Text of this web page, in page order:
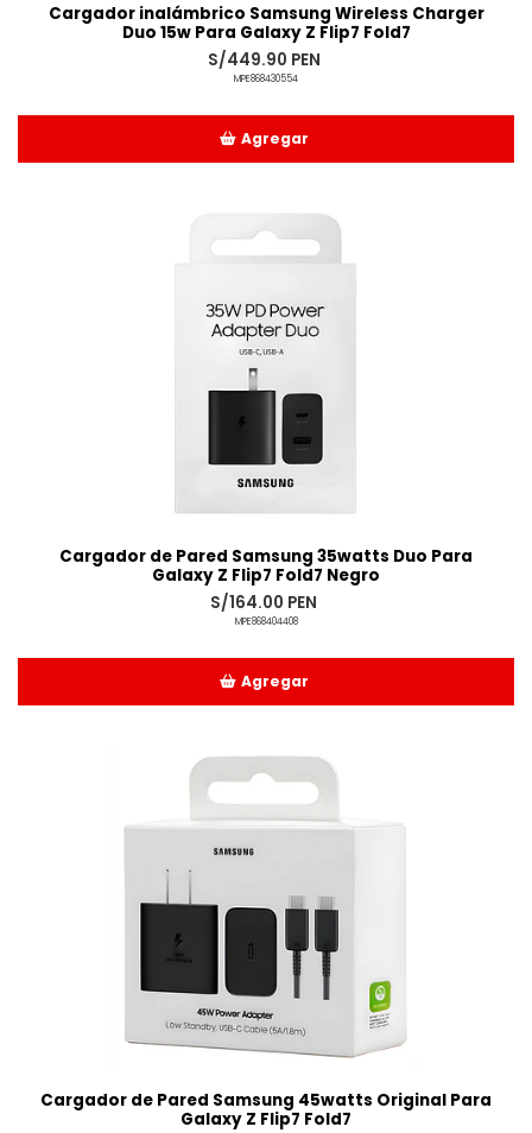
Cargador inalámbrico Samsung Wireless Charger
Duo 15w Para Galaxy Z Flip7 Fold7
S/449.90 PEN
MPE868430554
Agregar
Cargador de Pared Samsung 35watts Duo Para
Galaxy Z Flip7 Fold7 Negro
S/164.00 PEN
MPE868404408
Agregar
Cargador de Pared Samsung 45watts Original Para
Galaxy Z Flip7 Fold7